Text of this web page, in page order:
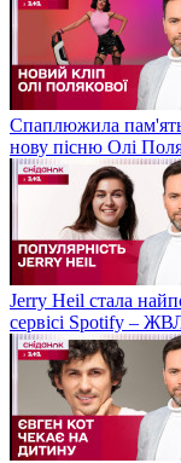
Спаплюжила
нову пісню Олі
Jerry Heil стала
сервісі Spotify –